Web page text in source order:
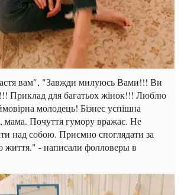
вам", "Завжди милуюсь Вами!!! Ви
Приклад для багатьох жінок!!! Люблю
молодець! Бізнес успішна
мама. Почуття гумору вражає. Не
над собою. Приємно споглядати за
життя." - написали фолловеры в